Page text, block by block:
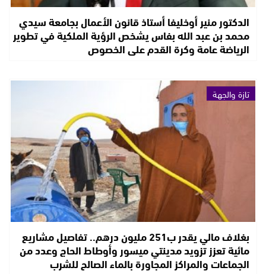
الدكتور منير أوخليفا أستاذ قانون الأعمال بجامعة سيدي
محمد بن عبد الله بفاس يشخص الرؤية الملكية في تطوير
الرياضة عامة وكرة القدم على الخصوص
تازة والجهة
بغلاف مالي يقدر ب251 مليون درهم.. تفاصيل مشاريع
مائية تعزز تزويد مدينتي ميسور وأوطاط الحاج وعدد من
الجماعات والمراكز المجاورة بالماء الصالح للشرب